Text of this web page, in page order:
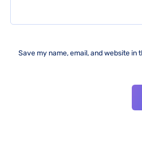
Save my name, email, and website